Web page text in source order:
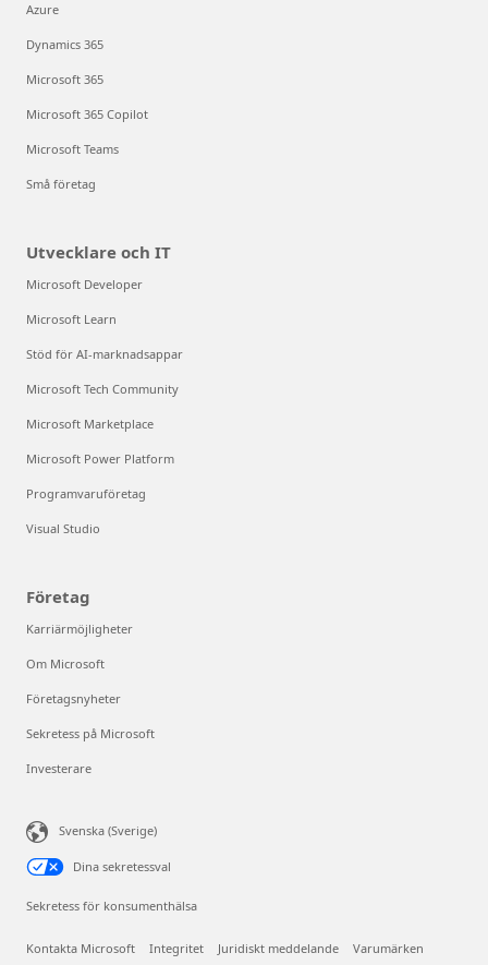
Azure
Dynamics 365
Microsoft 365
Microsoft 365 Copilot
Microsoft Teams
Små företag
Utvecklare och IT
Microsoft Developer
Microsoft Learn
Stöd för AI-marknadsappar
Microsoft Tech Community
Microsoft Marketplace
Microsoft Power Platform
Programvaruföretag
Visual Studio
Företag
Karriärmöjligheter
Om Microsoft
Företagsnyheter
Sekretess på Microsoft
Investerare
Svenska (Sverige)
Dina sekretessval
Sekretess för konsumenthälsa
Kontakta Microsoft Integritet Juridiskt meddelande Varumärken